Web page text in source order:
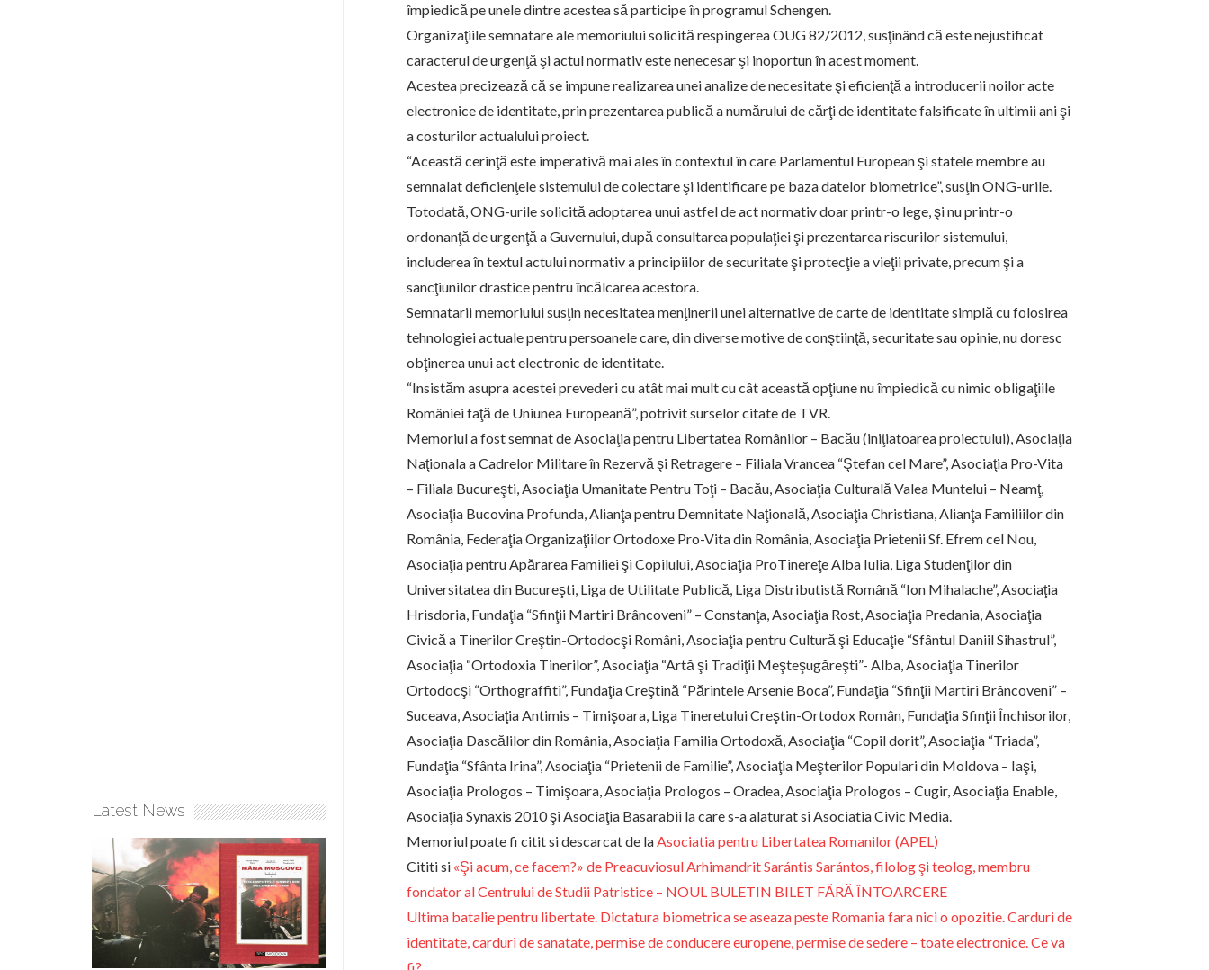
împiedică pe unele dintre acestea să participe în programul Schengen.
Organizaţiile semnatare ale memoriului solicită respingerea OUG 82/2012, susţinând că este nejustificat
caracterul de urgenţă şi actul normativ este nenecesar şi inoportun în acest moment.
Acestea precizează că se impune realizarea unei analize de necesitate şi eficienţă a introducerii noilor acte
electronice de identitate, prin prezentarea publică a numărului de cărţi de identitate falsificate în ultimii ani şi
a costurilor actualului proiect.
“Această cerinţă este imperativă mai ales în contextul în care Parlamentul European şi statele membre au
semnalat deficienţele sistemului de colectare şi identificare pe baza datelor biometrice”, susţin ONG-urile.
Totodată, ONG-urile solicită adoptarea unui astfel de act normativ doar printr-o lege, şi nu printr-o
ordonanţă de urgenţă a Guvernului, după consultarea populaţiei şi prezentarea riscurilor sistemului,
includerea în textul actului normativ a principiilor de securitate şi protecţie a vieţii private, precum şi a
sancţiunilor drastice pentru încălcarea acestora.
Semnatarii memoriului susţin necesitatea menţinerii unei alternative de carte de identitate simplă cu folosirea
tehnologiei actuale pentru persoanele care, din diverse motive de conştiinţă, securitate sau opinie, nu doresc
obţinerea unui act electronic de identitate.
“Insistăm asupra acestei prevederi cu atât mai mult cu cât această opţiune nu împiedică cu nimic obligaţiile
României faţă de Uniunea Europeană”, potrivit surselor citate de TVR.
Memoriul a fost semnat de Asociaţia pentru Libertatea Românilor – Bacău (iniţiatoarea proiectului), Asociaţia
Naţionala a Cadrelor Militare în Rezervă şi Retragere – Filiala Vrancea “Ştefan cel Mare”, Asociaţia Pro-Vita
– Filiala Bucureşti, Asociaţia Umanitate Pentru Toţi – Bacău, Asociaţia Culturală Valea Muntelui – Neamţ,
Asociaţia Bucovina Profunda, Alianţa pentru Demnitate Naţională, Asociaţia Christiana, Alianţa Familiilor din
România, Federaţia Organizaţiilor Ortodoxe Pro-Vita din România, Asociaţia Prietenii Sf. Efrem cel Nou,
Asociaţia pentru Apărarea Familiei şi Copilului, Asociaţia ProTinereţe Alba Iulia, Liga Studenţilor din
Universitatea din Bucureşti, Liga de Utilitate Publică, Liga Distributistă Română “Ion Mihalache”, Asociaţia
Hrisdoria, Fundaţia “Sfinţii Martiri Brâncoveni” – Constanţa, Asociaţia Rost, Asociaţia Predania, Asociaţia
Civică a Tinerilor Creştin-Ortodocşi Români, Asociaţia pentru Cultură şi Educaţie “Sfântul Daniil Sihastrul”,
Asociaţia “Ortodoxia Tinerilor”, Asociaţia “Artă şi Tradiţii Meşteşugăreşti”- Alba, Asociaţia Tinerilor
Ortodocşi “Orthograffiti”, Fundaţia Creştină “Părintele Arsenie Boca”, Fundaţia “Sfinţii Martiri Brâncoveni” –
Suceava, Asociaţia Antimis – Timişoara, Liga Tineretului Creştin-Ortodox Român, Fundaţia Sfinţii Închisorilor,
Asociaţia Dascălilor din România, Asociaţia Familia Ortodoxă, Asociaţia “Copil dorit”, Asociaţia “Triada”,
Fundaţia “Sfânta Irina”, Asociaţia “Prietenii de Familie”, Asociaţia Meşterilor Populari din Moldova – Iaşi,
Asociaţia Prologos – Timişoara, Asociaţia Prologos – Oradea, Asociaţia Prologos – Cugir, Asociaţia Enable,
Asociaţia Synaxis 2010 şi Asociaţia Basarabii la care s-a alaturat si Asociatia Civic Media.
Memoriul poate fi citit si descarcat de laAsociatia pentru Libertatea Romanilor (APEL)
Cititi si «Şi acum, ce facem?» de Preacuviosul Arhimandrit Sarántis Sarántos, filolog şi teolog, membru
fondator al Centrului de Studii Patristice – NOUL BULETIN BILET FĂRĂ ÎNTOARCERE
Ultima batalie pentru libertate. Dictatura biometrica se aseaza peste Romania fara nici o opozitie. Carduri de
identitate, carduri de sanatate, permise de conducere europene, permise de sedere – toate electronice. Ce va
Latest News